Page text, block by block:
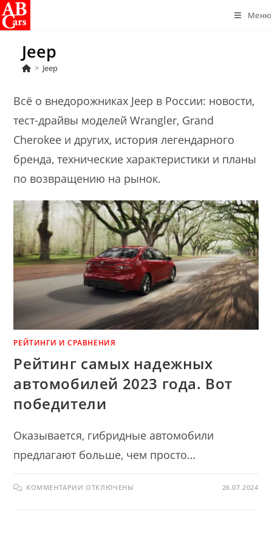
Перейти
к
Меню
Jeep
> Jeep
Всё о внедорожниках Jeep в России: новости,
тест-драйвы моделей Wrangler, Grand
Cherokee и других, история легендарного
бренда, технические характеристики и планы
по возвращению на рынок.
РЕЙТИНГИ И СРАВНЕНИЯ
Рейтинг самых надежных
автомобилей 2023 года. Вот
победители
Оказывается, гибридные автомобили
предлагают больше, чем просто…
КОММЕНТАРИИ К
ОТКЛЮЧЕНЫ 26.07.2024